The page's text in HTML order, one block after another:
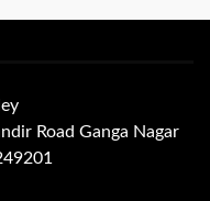
Road Ganga Nagar